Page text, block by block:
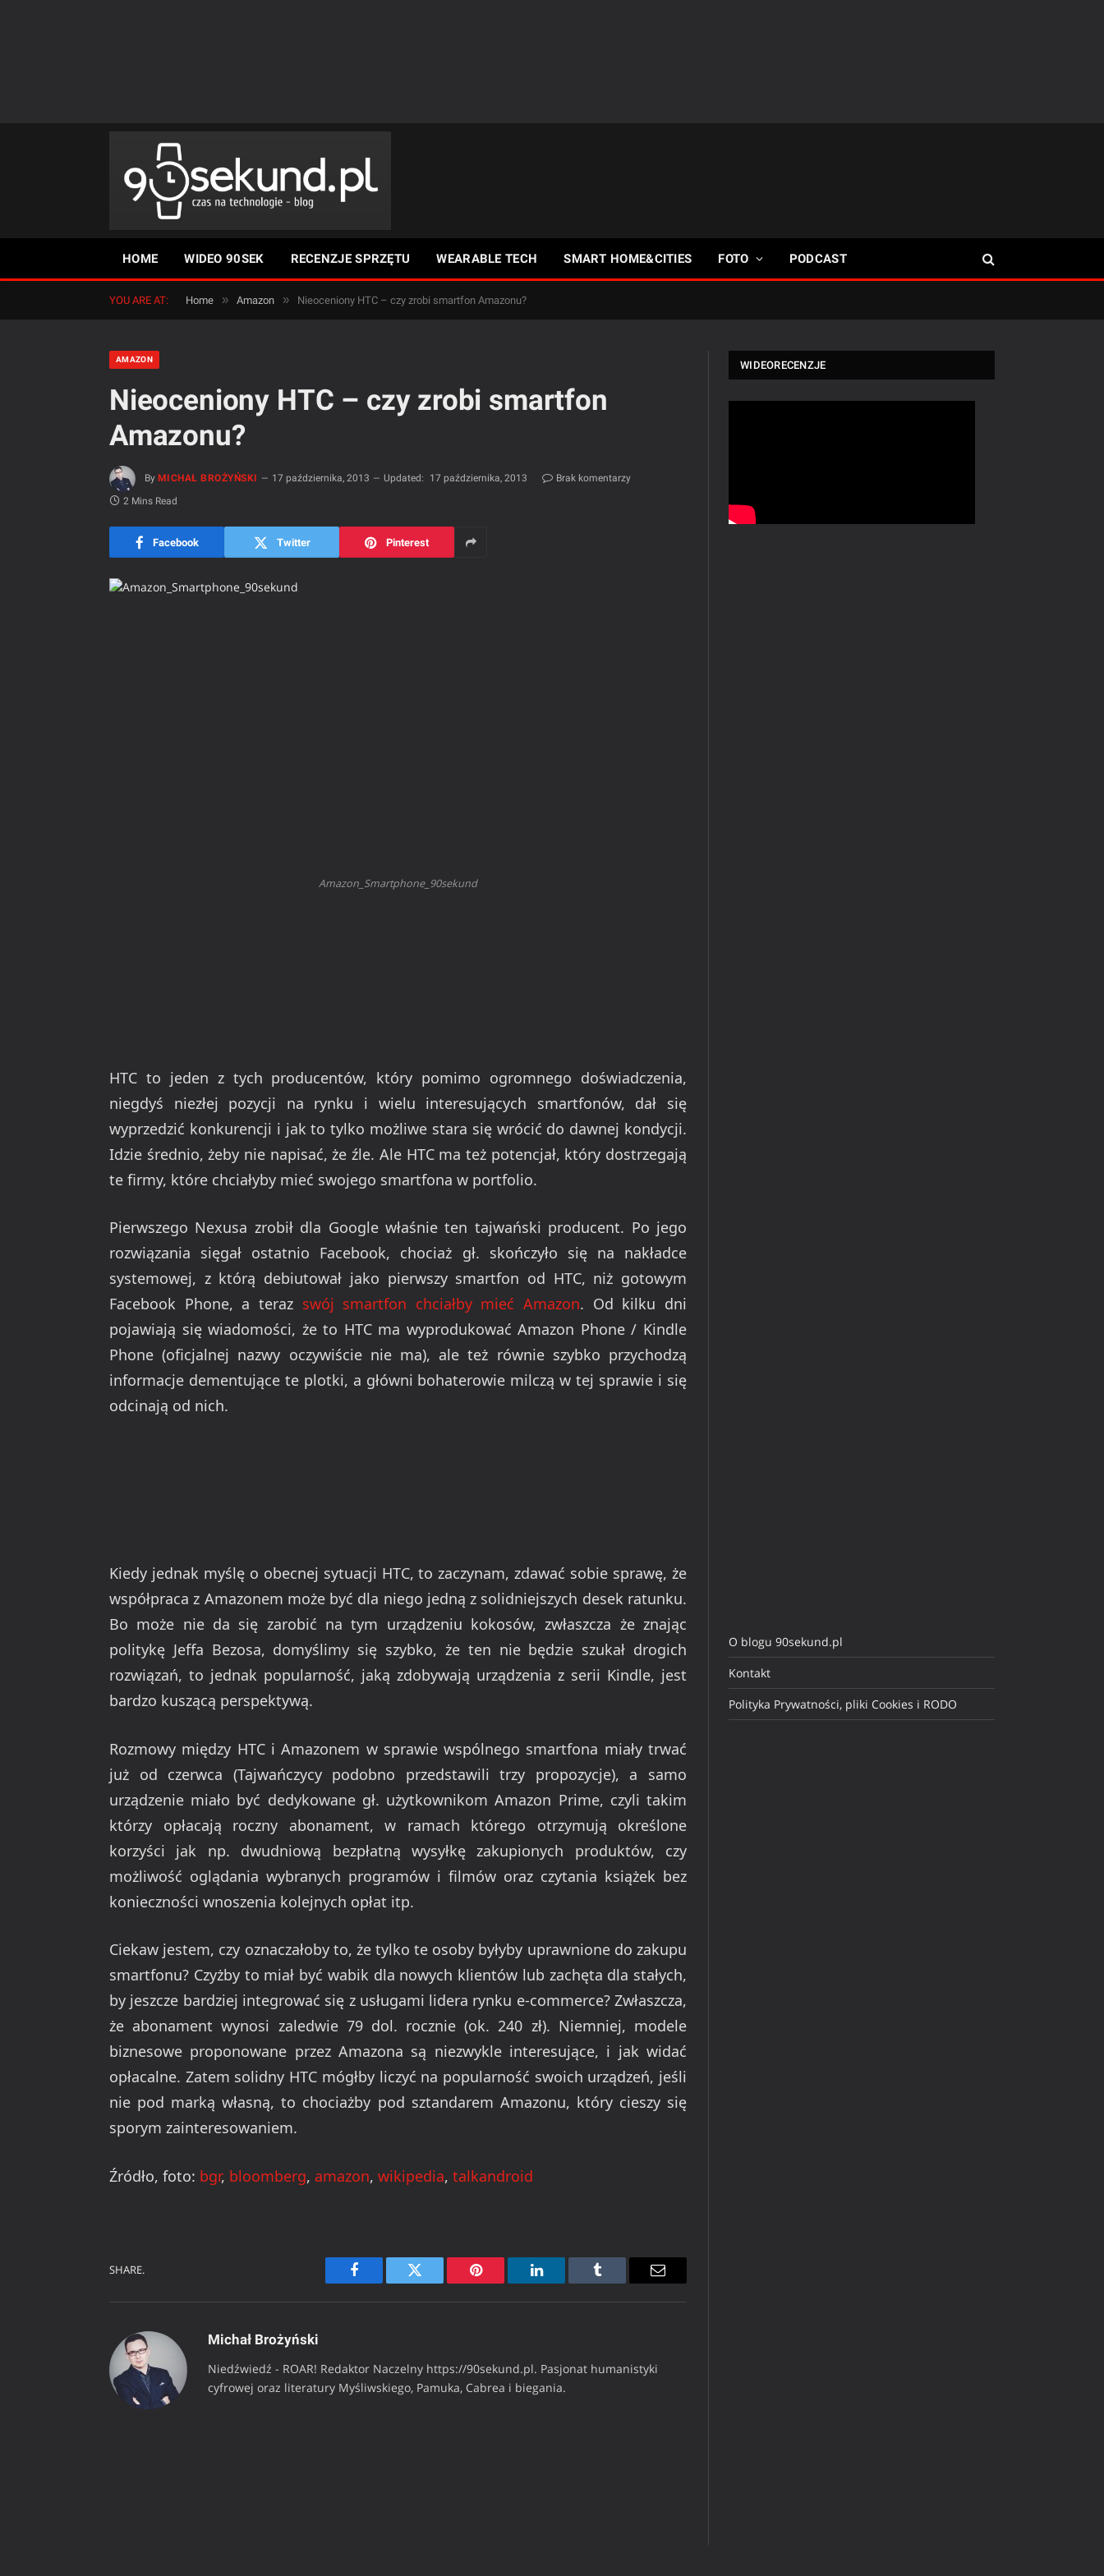
HOME WIDEO 90SEK RECENZJE SPRZĘTU WEARABLE TECH SMART HOME&CITIES FOTO PODCAST
YOU ARE AT: Home » Amazon » Nieoceniony HTC – czy zrobi smartfon Amazonu?
AMAZON
Nieoceniony HTC – czy zrobi smartfon
Amazonu?
By MICHAŁ BROŻYŃSKI 17 października, 2013 Updated: 17 października, 2013
Brak komentarzy
2 Mins Read
Facebook Twitter Pinterest
Amazon_Smartphone_90sekund
HTC to jeden z tych producentów, który pomimo ogromnego doświadczenia,
niegdyś niezłej pozycji na rynku i wielu interesujących smartfonów, dał się
wyprzedzić konkurencji i jak to tylko możliwe stara się wrócić do dawnej kondycji.
Idzie średnio, żeby nie napisać, że źle. Ale HTC ma też potencjał, który dostrzegają
te firmy, które chciałyby mieć swojego smartfona w portfolio.
Pierwszego Nexusa zrobił dla Google właśnie ten tajwański producent. Po jego
rozwiązania sięgał ostatnio Facebook, chociaż gł. skończyło się na nakładce
systemowej, z którą debiutował jako pierwszy smartfon od HTC, niż gotowym
Facebook Phone, a teraz swój smartfon chciałby mieć Amazon. Od kilku dni
pojawiają się wiadomości, że to HTC ma wyprodukować Amazon Phone / Kindle
Phone (oficjalnej nazwy oczywiście nie ma), ale też równie szybko przychodzą
informacje dementujące te plotki, a główni bohaterowie milczą w tej sprawie i się
odcinają od nich.
Kiedy jednak myślę o obecnej sytuacji HTC, to zaczynam, zdawać sobie sprawę, że
współpraca z Amazonem może być dla niego jedną z solidniejszych desek ratunku.
Bo może nie da się zarobić na tym urządzeniu kokosów, zwłaszcza że znając
politykę Jeffa Bezosa, domyślimy się szybko, że ten nie będzie szukał drogich
rozwiązań, to jednak popularność, jaką zdobywają urządzenia z serii Kindle, jest
bardzo kuszącą perspektywą.
Rozmowy między HTC i Amazonem w sprawie wspólnego smartfona miały trwać
już od czerwca (Tajwańczycy podobno przedstawili trzy propozycje), a samo
urządzenie miało być dedykowane gł. użytkownikom Amazon Prime, czyli takim
którzy opłacają roczny abonament, w ramach którego otrzymują określone
korzyści jak np. dwudniową bezpłatną wysyłkę zakupionych produktów, czy
możliwość oglądania wybranych programów i filmów oraz czytania książek bez
konieczności wnoszenia kolejnych opłat itp.
Ciekaw jestem, czy oznaczałoby to, że tylko te osoby byłyby uprawnione do zakupu
smartfonu? Czyżby to miał być wabik dla nowych klientów lub zachęta dla stałych,
by jeszcze bardziej integrować się z usługami lidera rynku e-commerce? Zwłaszcza,
że abonament wynosi zaledwie 79 dol. rocznie (ok. 240 zł). Niemniej, modele
biznesowe proponowane przez Amazona są niezwykle interesujące, i jak widać
opłacalne. Zatem solidny HTC mógłby liczyć na popularność swoich urządzeń, jeśli
nie pod marką własną, to chociażby pod sztandarem Amazonu, który cieszy się
sporym zainteresowaniem.
Źródło, foto: bgr, bloomberg, amazon, wikipedia, talkandroid
SHARE.
Facebook Twitter Pinterest LinkedIn Tumblr Email
Michał Brożyński
Niedźwiedź - ROAR! Redaktor Naczelny https://90sekund.pl. Pasjonat humanistyki
cyfrowej oraz literatury Myśliwskiego, Pamuka, Cabrea i biegania.
WIDEORECENZJE
O blogu 90sekund.pl
Kontakt
Polityka Prywatności, pliki Cookies i RODO